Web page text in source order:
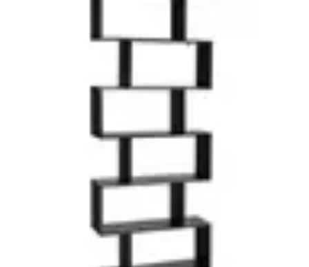
Couteaux & Coupe